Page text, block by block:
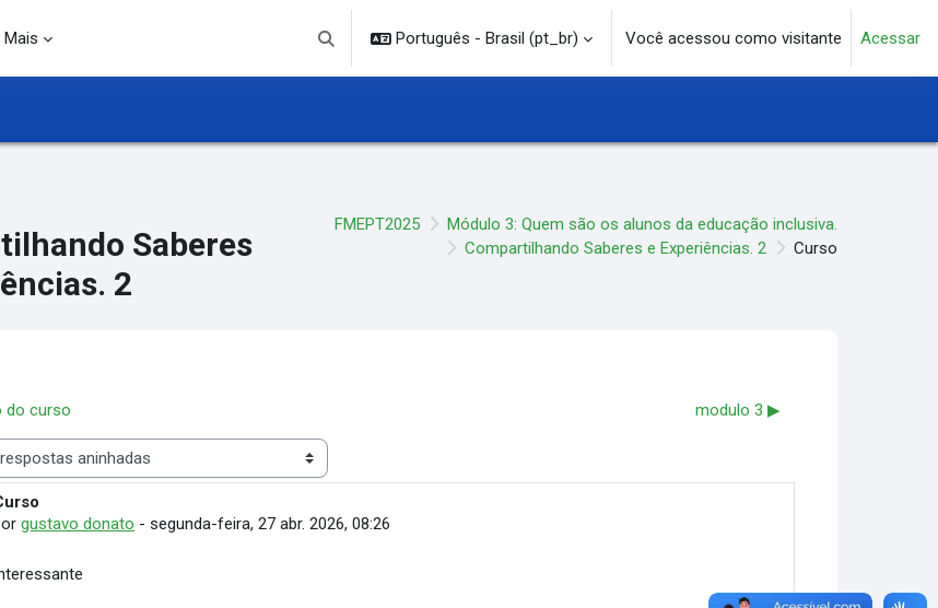
Mais
Alternar entrada de pesquisa
Português - Brasil ‎(pt_br)‎ Você acessou como visitante Acessar
Saberes
2
FMEPT2025
Módulo 3: Quem são os alunos da educação inclusiva.
Compartilhando Saberes e Experiências. 2
Curso
curso modulo 3 ▶︎
gustavo donato -segunda-feira, 27 abr. 2026, 08:26
de respostas: 0